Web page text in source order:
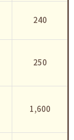
240
250
1,600